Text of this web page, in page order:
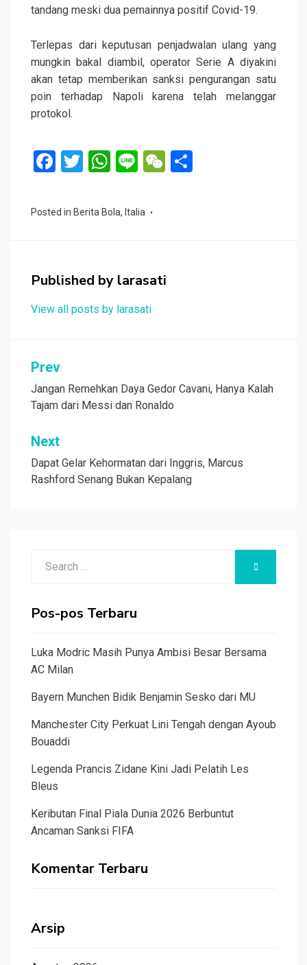
tandang meski dua pemainnya positif Covid-19.
Terlepas dari keputusan penjadwalan ulang yang
mungkin bakal diambil, operator Serie A diyakini
akan tetap memberikan sanksi pengurangan satu
poin terhadap Napoli karena telah melanggar
protokol.
F
ce
o
k
T
tt
W
at
p
p
Li
e
W
Posted in Berita Bola, Italia
Published by larasati
View all posts by larasati
Navigasi
pos
Prev
Jangan Remehkan Daya Gedor Cavani, Hanya Kalah
Tajam dari Messi dan Ronaldo
Next
Dapat Gelar Kehormatan dari Inggris, Marcus
Rashford Senang Bukan Kepalang
SEARCH
Pos-pos Terbaru
Luka Modric Masih Punya Ambisi Besar Bersama
AC Milan
Bayern Munchen Bidik Benjamin Sesko dari MU
Manchester City Perkuat Lini Tengah dengan Ayoub
Bouaddi
Legenda Prancis Zidane Kini Jadi Pelatih Les
Bleus
Keributan Final Piala Dunia 2026 Berbuntut
Ancaman Sanksi FIFA
Komentar Terbaru
Arsip